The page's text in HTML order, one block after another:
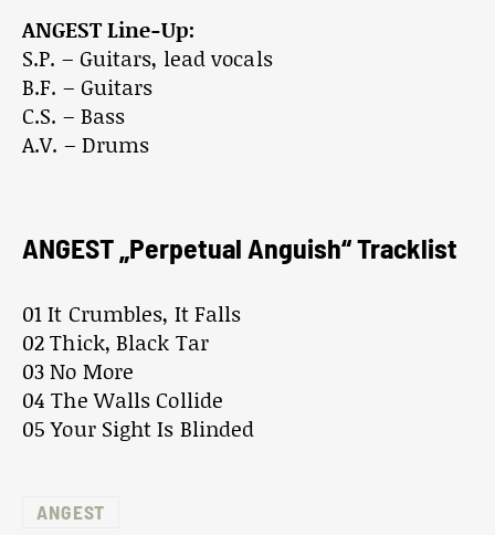
ANGEST Line-Up:
S.P. – Guitars, lead vocals
B.F. – Guitars
C.S. – Bass
A.V. – Drums
ANGEST „Perpetual Anguish“ Tracklist
01 It Crumbles, It Falls
02 Thick, Black Tar
03 No More
04 The Walls Collide
05 Your Sight Is Blinded
ANGEST